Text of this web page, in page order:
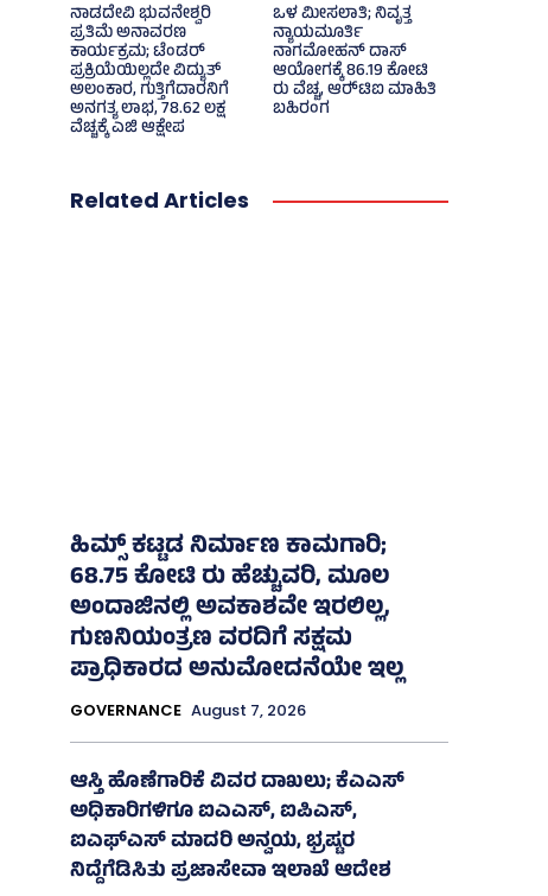
ನಾಡದೇವಿ ಭುವನೇಶ್ವರಿ
ಪ್ರತಿಮೆ ಅನಾವರಣ
ಕಾರ್ಯಕ್ರಮ; ಟೆಂಡರ್
ಪ್ರಕ್ರಿಯೆಯಿಲ್ಲದೇ ವಿದ್ಯುತ್‌
ಅಲಂಕಾರ, ಗುತ್ತಿಗೆದಾರನಿಗೆ
ಅನಗತ್ಯ ಲಾಭ, 78.62 ಲಕ್ಷ
ವೆಚ್ಚಕ್ಕೆ ಎಜಿ ಆಕ್ಷೇಪ
ಒಳ ಮೀಸಲಾತಿ; ನಿವೃತ್ತ
ನ್ಯಾಯಮೂರ್ತಿ
ನಾಗಮೋಹನ್ ದಾಸ್
ಆಯೋಗಕ್ಕೆ 86.19 ಕೋಟಿ
ರು ವೆಚ್ಚ, ಆರ್‍‌ಟಿಐ ಮಾಹಿತಿ
ಬಹಿರಂಗ
Related Articles
ಹಿಮ್ಸ್‌ ಕಟ್ಟಡ ನಿರ್ಮಾಣ ಕಾಮಗಾರಿ;
68.75 ಕೋಟಿ ರು ಹೆಚ್ಚುವರಿ, ಮೂಲ
ಅಂದಾಜಿನಲ್ಲಿ ಅವಕಾಶವೇ ಇರಲಿಲ್ಲ,
ಗುಣನಿಯಂತ್ರಣ ವರದಿಗೆ ಸಕ್ಷಮ
ಪ್ರಾಧಿಕಾರದ ಅನುಮೋದನೆಯೇ ಇಲ್ಲ
GOVERNANCE August 7, 2026
ಆಸ್ತಿ ಹೊಣೆಗಾರಿಕೆ ವಿವರ ದಾಖಲು; ಕೆಎಎಸ್
ಅಧಿಕಾರಿಗಳಿಗೂ ಐಎಎಸ್‌, ಐಪಿಎಸ್‌,
ಐಎಫ್‌ಎಸ್‌ ಮಾದರಿ ಅನ್ವಯ, ಭ್ರಷ್ಟರ
ನಿದ್ದೆಗೆಡಿಸಿತು ಪ್ರಜಾಸೇವಾ ಇಲಾಖೆ ಆದೇಶ